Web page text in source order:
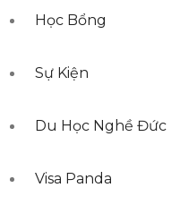
Học Bổng
Sự Kiện
Du Học Nghề Đức
Visa Panda